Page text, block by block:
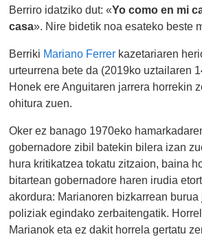
Berriro idatziko dut: «Yo como en mi
casa». Nire bidetik noa esateko beste
Berriki Mariano Ferrer kazetariaren
urteurrena bete da (2019ko uztailaren
Honek ere Anguitaren jarrera horrekin
ohitura zuen.
Oker ez banago 1970eko
gobernadore zibil batekin bilera izan
hura kritikatzea tokatu zitzaion, baina
bitartean gobernadore haren irudia
akordura: Marianoren bizkarrean burua
poliziak egindako zerbaitengatik.
Marianok eta ez dakit horrela gertatu